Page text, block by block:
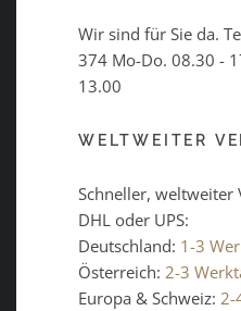
Wir sind für Sie da.
374 Mo-Do. 08.30 -
13.00
WELTWEITER
Schneller, weltweiter
DHL oder UPS:
Deutschland: 1-3
Österreich: 2-3
Europa & Schweiz: 2-